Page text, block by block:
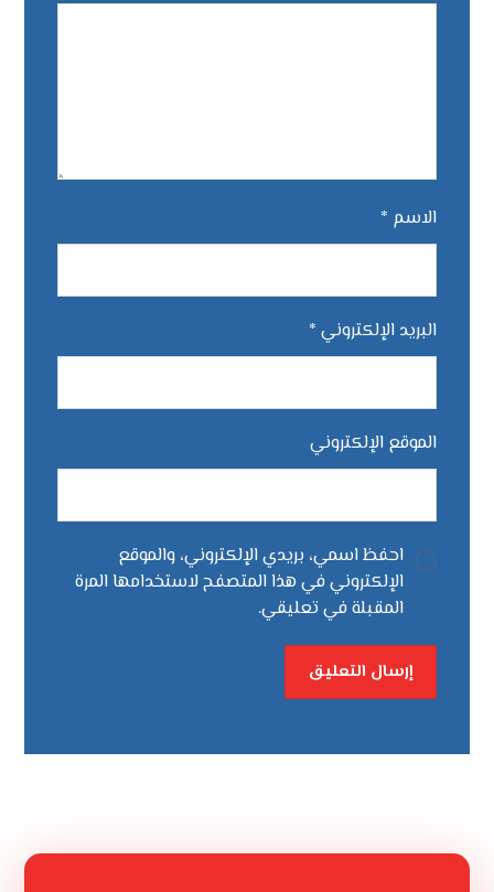
الاسم *
البريد الإلكتروني *
الموقع الإلكتروني
احفظ اسمي، بريدي الإلكتروني، والموقع
الإلكتروني في هذا المتصفح لاستخدامها المرة
المقبلة في تعليقي.
إرسال التعليق